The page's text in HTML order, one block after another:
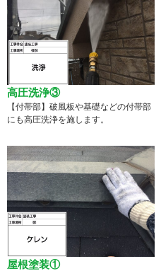
高圧洗浄③
【付帯部】破風板や基礎などの付帯部
にも高圧洗浄を施します。
屋根塗装①